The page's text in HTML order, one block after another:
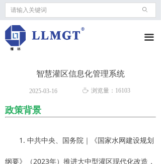
ꄙ
끀
智慧灌区信息化管理系统
政策背景
1. 中共中央、国务院｜《国家水网建设规划
纲要》（2023年）推进大中型灌区现代化改造，
2025-03-16 ꄘ 浏览量： 16103